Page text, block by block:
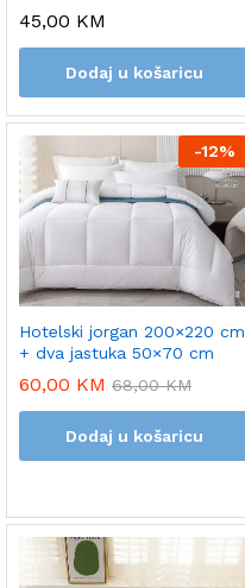
45,00 KM
Dodaj u košaricu
-12%
Hotelski jorgan 200×220 cm
+ dva jastuka 50×70 cm
60,00 KM 68,00KM
Dodaj u košaricu